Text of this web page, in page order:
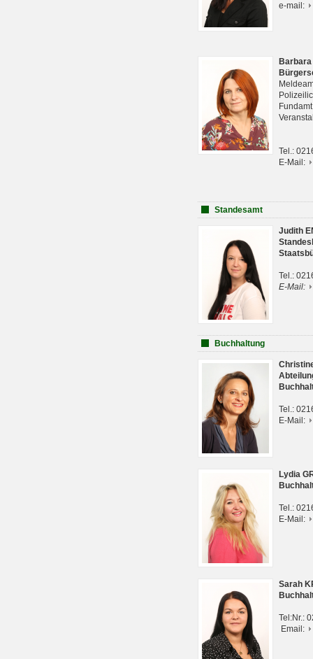
e-mail:
Tel.:
E-Mail:
Standesamt
Judith
Tel.:
E-Mail:
Buchhaltung
Tel.:
E-Mail:
Lydia
Tel.:
E-Mail:
Sarah
Tel:Nr.:
Email: